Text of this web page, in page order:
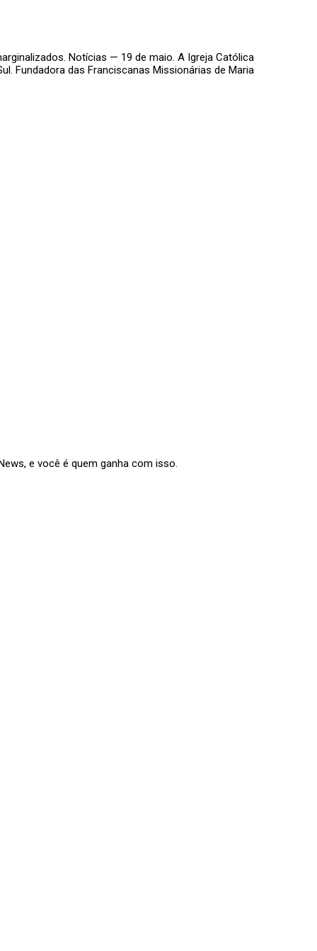
Notícias — 19 de maio. A Igreja Católica
Fundadora das Franciscanas Missionárias de Maria
e você é quem ganha com isso.